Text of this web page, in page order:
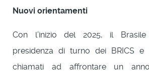
Nuovi orientamenti
Con l’inizio del 2025, il
presidenza di turno dei BRICS
chiamati ad affrontare un